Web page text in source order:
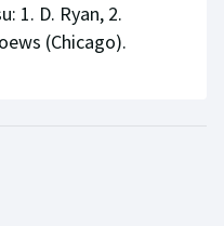
1. D. Ryan, 2.
(Chicago).